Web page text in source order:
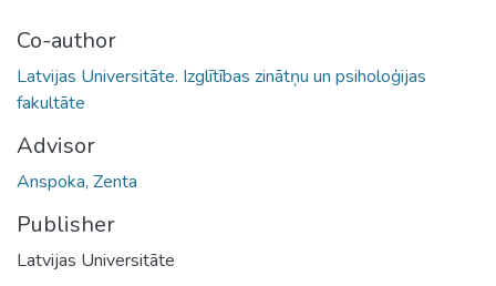
Co-author
Latvijas Universitāte. Izglītības zinātņu un psiholoģijas
fakultāte
Advisor
Anspoka, Zenta
Publisher
Latvijas Universitāte